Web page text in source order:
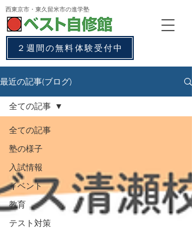
西東京市・東久留米市の進学塾
２週間の無料体験受付中
最近の記事(ブログ)
全ての記事
塾の様子
入試情報
イベント
教育
テスト対策
全ての記事